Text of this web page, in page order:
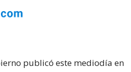
publicó este mediodía en